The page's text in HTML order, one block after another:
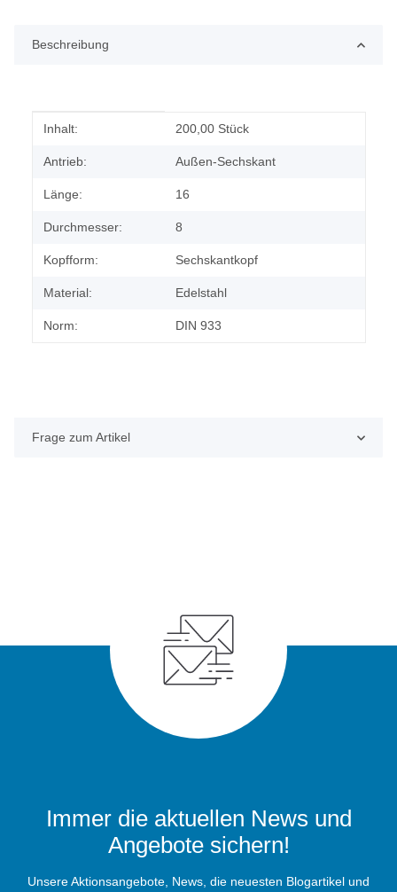
Beschreibung
Produkteigenschaft
Wert
Inhalt: 200,00 Stück
Antrieb: Außen-Sechskant
Länge: 16
Durchmesser: 8
Kopfform: Sechskantkopf
Material: Edelstahl
Norm: DIN 933
Frage zum Artikel
Immer die aktuellen News und
Angebote sichern!
Unsere Aktionsangebote, News, die neuesten Blogartikel und